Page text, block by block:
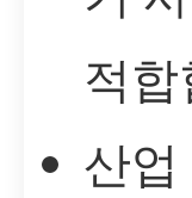
적
산